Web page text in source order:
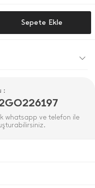
Sepete Ekle
:
whatsapp ve telefon ile